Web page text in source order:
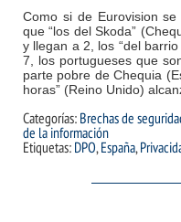
Como si de Eurovision
que “los del Skoda”
y llegan a 2, los “del
7, los portugueses que
parte pobre de Chequia
horas” (Reino Unido)
Categorías: Brechas de
de la información
Etiquetas: DPO, España,